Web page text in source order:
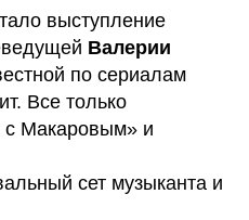
выступление
Валерии
по сериалам
Все только
с Макаровым» и
сет музыканта и